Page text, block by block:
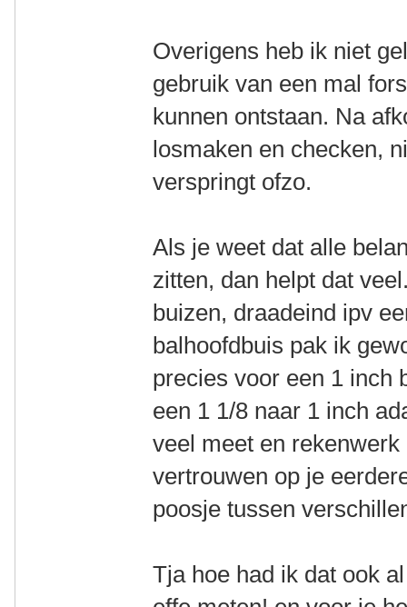
Overigens heb ik niet
gebruik van een mal
kunnen ontstaan. Na
losmaken en checken,
verspringt ofzo.
Als je weet dat alle
zitten, dan helpt dat
buizen, draadeind ipv
balhoofdbuis pak ik
precies voor een 1 inch
een 1 1/8 naar 1 inch
veel meet en
vertrouwen op je
poosje tussen
Tja hoe had ik dat ook